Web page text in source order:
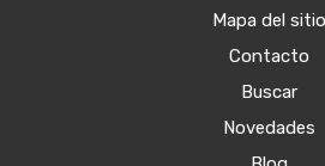
Mapa del sitio
Contacto
Buscar
Novedades